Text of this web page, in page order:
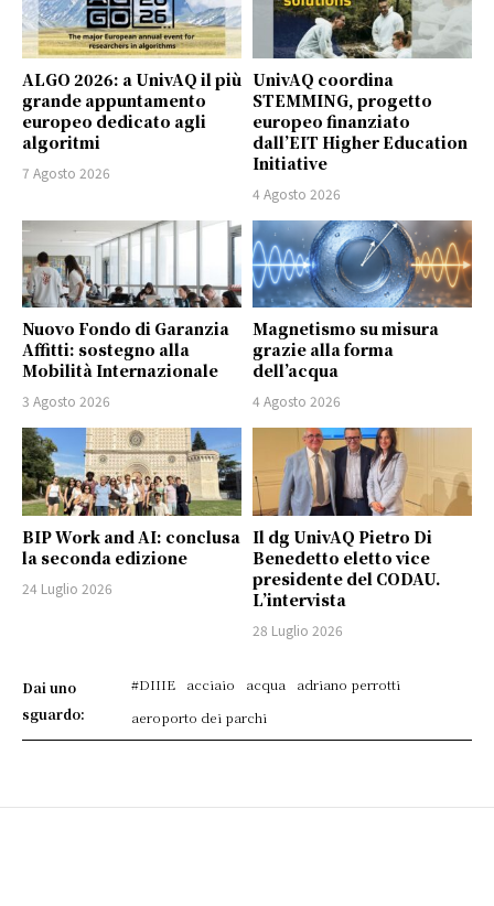
ALGO 2026: a UnivAQ il più
grande appuntamento
europeo dedicato agli
algoritmi
7 Agosto 2026
UnivAQ coordina
STEMMING, progetto
europeo finanziato
dall’EIT Higher Education
Initiative
4 Agosto 2026
Nuovo Fondo di Garanzia
Affitti: sostegno alla
Mobilità Internazionale
3 Agosto 2026
Magnetismo su misura
grazie alla forma
dell’acqua
4 Agosto 2026
BIP Work and AI: conclusa
la seconda edizione
24 Luglio 2026
Il dg UnivAQ Pietro Di
Benedetto eletto vice
presidente del CODAU.
L’intervista
28 Luglio 2026
Dai uno
sguardo:
#DIIIE acciaio acqua
adriano perrotti
aeroporto dei parchi